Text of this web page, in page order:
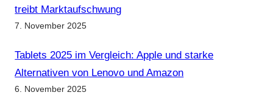
treibt Marktaufschwung
7. November 2025
Tablets 2025 im Vergleich: Apple und starke
Alternativen von Lenovo und Amazon
6. November 2025